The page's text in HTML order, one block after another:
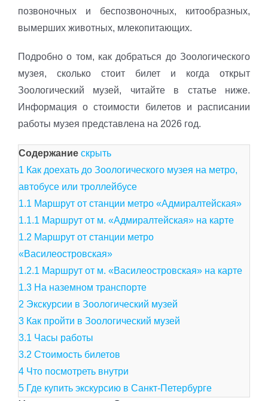
позвоночных и беспозвоночных, китообразных,
вымерших животных, млекопитающих.
Подробно о том, как добраться до Зоологического
музея, сколько стоит билет и когда открыт
Зоологический музей, читайте в статье ниже.
Информация о стоимости билетов и расписании
работы музея представлена на 2026 год.
Содержание скрыть
1 Как доехать до Зоологического музея на метро,
автобусе или троллейбусе
1.1 Маршрут от станции метро «Адмиралтейская»
1.1.1 Маршрут от м. «Адмиралтейская» на карте
1.2 Маршрут от станции метро
«Василеостровская»
1.2.1 Маршрут от м. «Василеостровская» на карте
1.3 На наземном транспорте
2 Экскурсии в Зоологический музей
3 Как пройти в Зоологический музей
3.1 Часы работы
3.2 Стоимость билетов
4 Что посмотреть внутри
5 Где купить экскурсию в Санкт-Петербурге